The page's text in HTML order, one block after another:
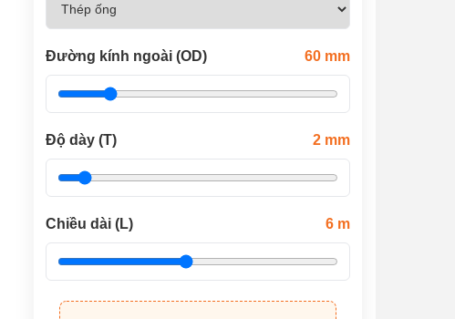
Đường kính ngoài (OD) 60 mm
Độ dày (T) 2 mm
Chiều dài (L) 6 m